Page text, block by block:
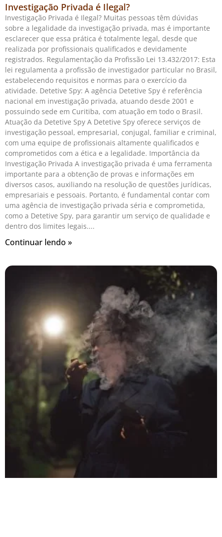
Investigação Privada é Ilegal?
Investigação Privada é Ilegal? Muitas pessoas têm dúvidas
sobre a legalidade da investigação privada, mas é importante
esclarecer que essa prática é totalmente legal, desde que
realizada por profissionais qualificados e devidamente
registrados. Regulamentação da Profissão Lei 13.432/2017: Esta
lei regulamenta a profissão de investigador particular no Brasil,
estabelecendo requisitos e normas para o exercício da
atividade. Detetive Spy: A agência Detetive Spy é referência
nacional em investigação privada, atuando desde 2001 e
possuindo sede em Curitiba, com atuação em todo o Brasil.
Atuação da Detetive Spy A Detetive Spy oferece serviços de
investigação pessoal, empresarial, conjugal, familiar e criminal,
com uma equipe de profissionais altamente qualificados e
comprometidos com a ética e a legalidade. Importância da
Investigação Privada A investigação privada é uma ferramenta
importante para a obtenção de provas e informações em
diversos casos, auxiliando na resolução de questões jurídicas,
empresariais e pessoais. Portanto, é fundamental contar com
uma agência de investigação privada séria e comprometida,
como a Detetive Spy, para garantir um serviço de qualidade e
dentro dos limites legais.
Continuar lendo »